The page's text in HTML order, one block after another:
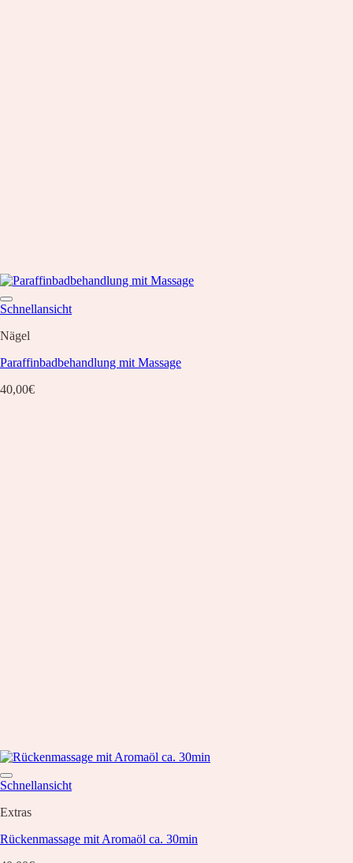
Schnellansicht
Nägel
Paraffinbadbehandlung mit Massage
40,00€
Schnellansicht
Extras
Rückenmassage mit Aromaöl ca. 30min